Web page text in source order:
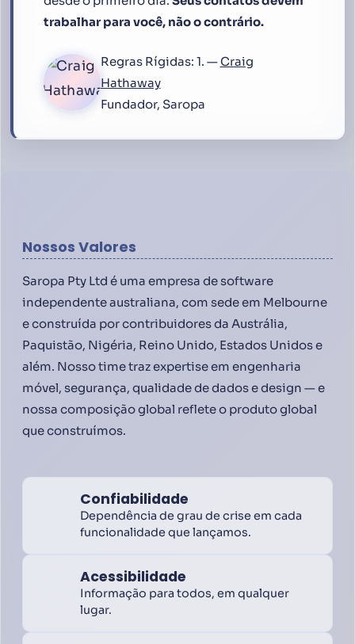
trabalhar para você, não o contrário.
Regras Rígidas: 1. —Craig
Hathaway
Fundador, Saropa
Nossos Valores
Saropa Pty Ltd é uma empresa de software
independente australiana, com sede em Melbourne
e construída por contribuidores da Austrália,
Paquistão, Nigéria, Reino Unido, Estados Unidos e
além. Nosso time traz expertise em engenharia
móvel, segurança, qualidade de dados e design — e
nossa composição global reflete o produto global
que construímos.
Confiabilidade
Dependência de grau de crise em cada
funcionalidade que lançamos.
Acessibilidade
Informação para todos, em qualquer
lugar.